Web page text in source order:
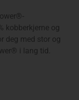
kobberkjerne og
deg med stor og
i lang tid.